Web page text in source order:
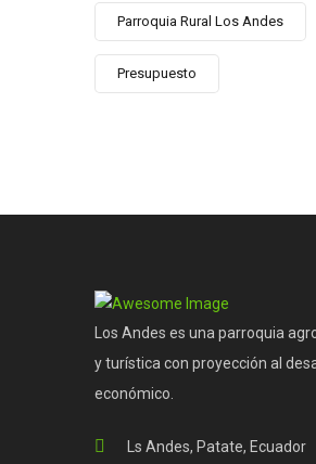
Parroquia Rural Los Andes
Presupuesto
Los Andes es una parroquia
y turística con proyección al
económico.
Ls Andes, Patate, Ecuador